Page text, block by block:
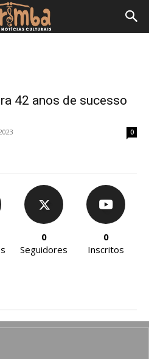
42 anos de sucesso
0
0
Seguidores
0
Inscritos